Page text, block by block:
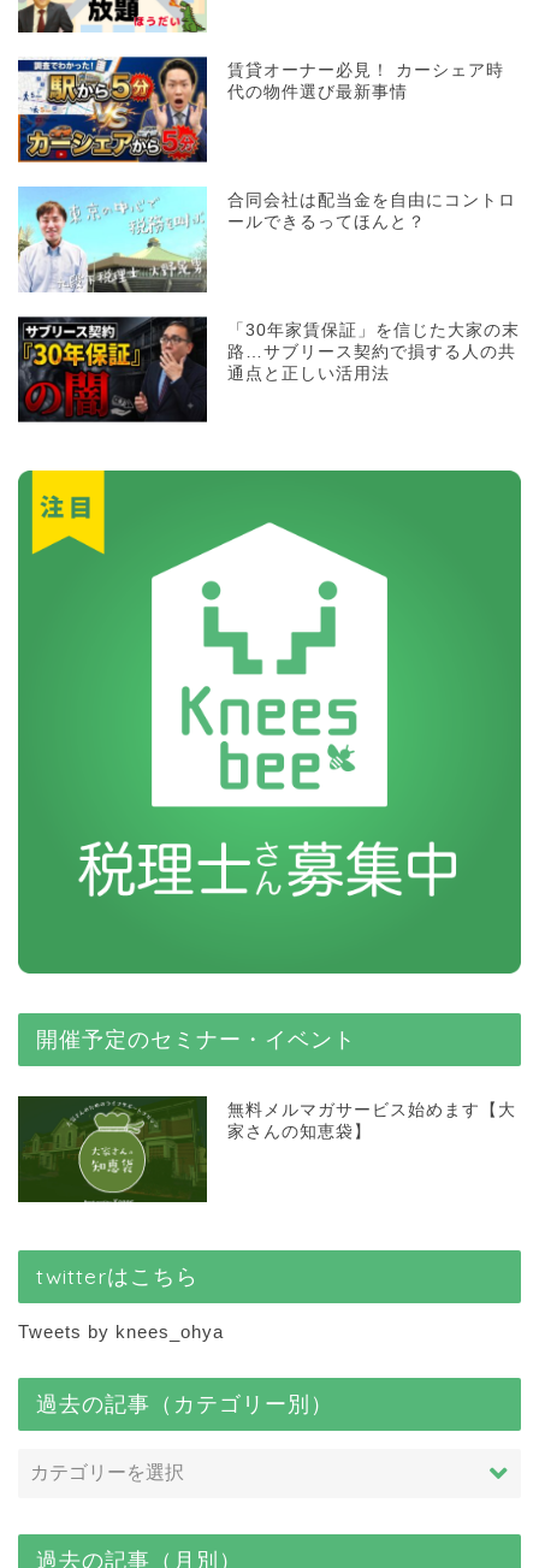
賃貸オーナー必見！ カーシェア時
代の物件選び最新事情
合同会社は配当金を自由にコントロ
ールできるってほんと？
「30年家賃保証」を信じた大家の末
路…サブリース契約で損する人の共
通点と正しい活用法
開催予定のセミナー・イベント
無料メルマガサービス始めます【大
家さんの知恵袋】
twitterはこちら
Tweets by knees_ohya
過去の記事（カテゴリー別）
過去の記事（月別）